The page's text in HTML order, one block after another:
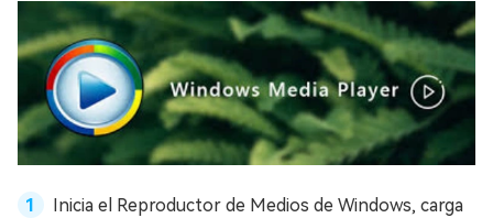
Inicia el Reproductor de Medios de Windows, carga